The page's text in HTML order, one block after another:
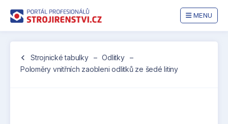
MENU
Jste
zde:
chevron_left Strojnické tabulky – Odlitky
–
Poloměry vnitřních zaobleni odlitků ze šedé litiny